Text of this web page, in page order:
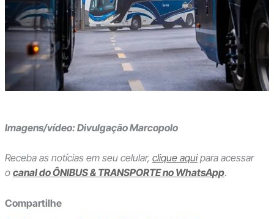
Imagens/vídeo: Divulgação Marcopolo
Receba as notícias em seu celular, clique aquipara acessar
o canal do ÔNIBUS & TRANSPORTE no WhatsApp.
Compartilhe